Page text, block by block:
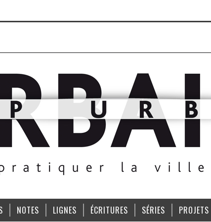
NOTES LIGNES ÉCRITURES SÉRIES PROJETS